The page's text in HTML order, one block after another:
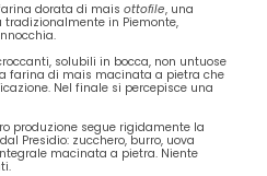
dorata di maisottofile, una
in Piemonte,
solubili in bocca, non untuose
farina di mais macinata a pietra che
Nel finale si percepisce una
produzione segue rigidamente la
Presidio: zucchero, burro, uova
macinata a pietra. Niente